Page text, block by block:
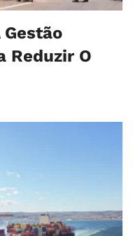
Reduzir O